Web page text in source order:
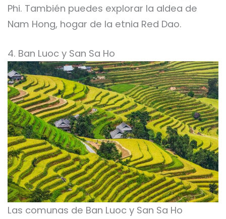
Phi. También puedes explorar la aldea de
Nam Hong, hogar de la etnia Red Dao.
4. Ban Luoc y San Sa Ho
Las comunas de Ban Luoc y San Sa Ho